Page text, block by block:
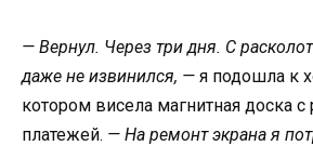
— Вернул. Через три дня. С
даже не извинился, — я подошла к
котором висела магнитная доска с
платежей. — На ремонт экрана я